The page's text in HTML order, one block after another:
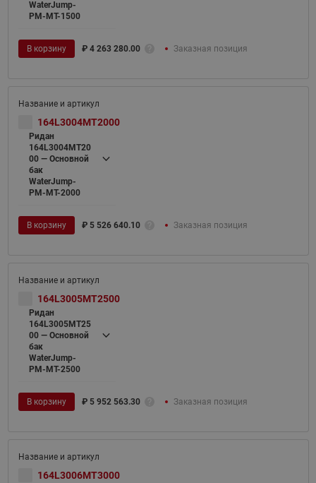
WaterJump-
PM-MT-1500
В корзину ₽ 4 263 280.00 Заказная позиция
164L3004MT2000
Ридан
164L3004MT20
00 — Основной
бак
WaterJump-
PM-MT-2000
В корзину ₽ 5 526 640.10 Заказная позиция
164L3005MT2500
Ридан
164L3005MT25
00 — Основной
бак
WaterJump-
PM-MT-2500
В корзину ₽ 5 952 563.30 Заказная позиция
164L3006MT3000